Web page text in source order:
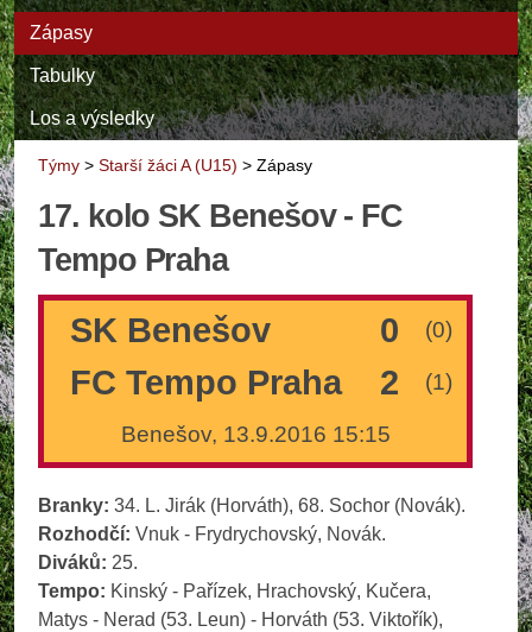
Zápasy
Tabulky
Los a výsledky
Týmy > Starší žáci A (U15) > Zápasy
17. kolo SK Benešov - FC
Tempo Praha
SK Benešov 0 (0)
FC Tempo Praha 2 (1)
Benešov, 13.9.2016 15:15
Branky: 34. L. Jirák (Horváth), 68. Sochor (Novák).
Rozhodčí: Vnuk - Frydrychovský, Novák.
Diváků: 25.
Tempo: Kinský - Pařízek, Hrachovský, Kučera,
Matys - Nerad (53. Leun) - Horváth (53. Viktořík),